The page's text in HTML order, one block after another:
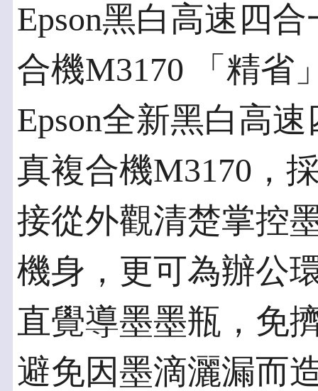
Epson黑白高速四
合機M3170 「精省
Epson全新黑白高
真複合機M3170，
接從外觀清楚掌控
機身，更可為辦公
直覺導墨墨瓶，免
避免因墨滴灑漏而